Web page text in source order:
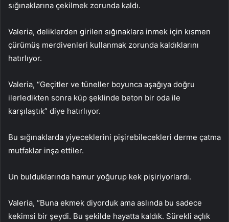
sığınaklarına çekilmek zorunda kaldı.
Valeria, deliklerden girilen sığınaklara inmek için kısmen
çürümüş merdivenleri kullanmak zorunda kaldıklarını
hatırlıyor.
Valeria, “Geçitler ve tüneller boyunca aşağıya doğru
ilerledikten sonra küp şeklinde beton bir oda ile
karşılaştık” diye hatırlıyor.
Bu sığınaklarda yiyeceklerini pişirebilecekleri derme çatma
mutfaklar inşa ettiler.
Un bulduklarında hamur yoğurup kek pişiriyorlardı.
Valeria, “Buna ekmek diyorduk ama aslında bu sadece
kekimsi bir şeydi. Bu şekilde hayatta kaldık. Sürekli açlık